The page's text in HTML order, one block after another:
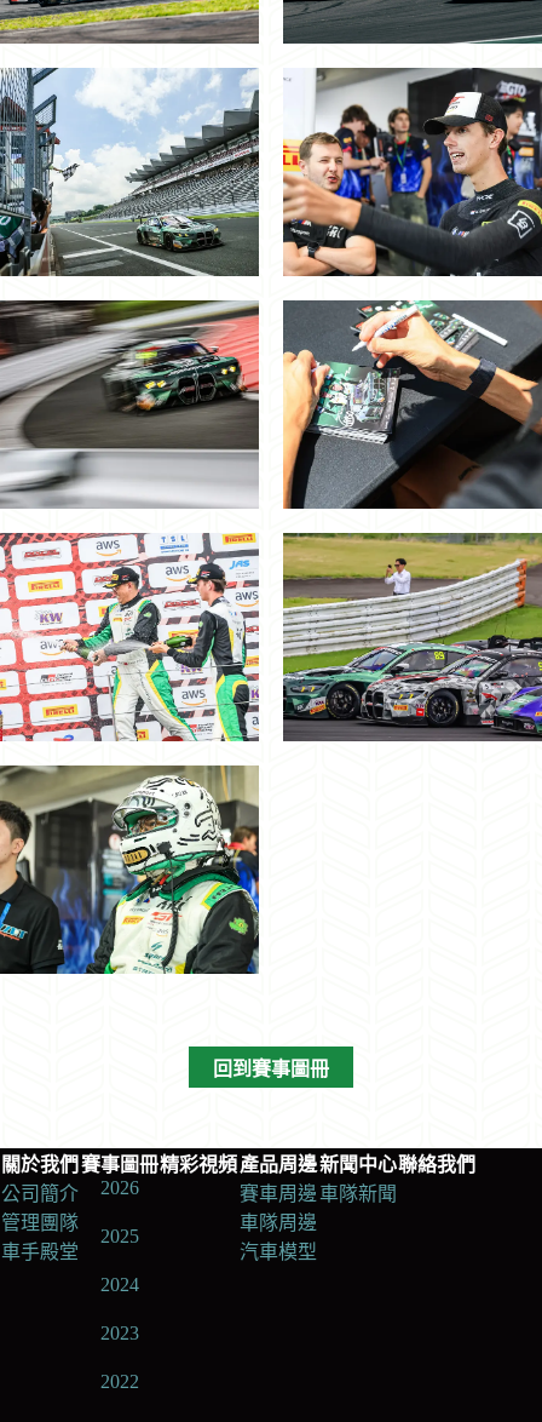
回到賽事圖冊
關於我們
公司簡介
管理團隊
車手殿堂
賽事圖冊
2026
2025
2024
2023
2022
精彩視頻產品周邊
賽車周邊
車隊周邊
汽車模型
新聞中心
車隊新聞
聯絡我們